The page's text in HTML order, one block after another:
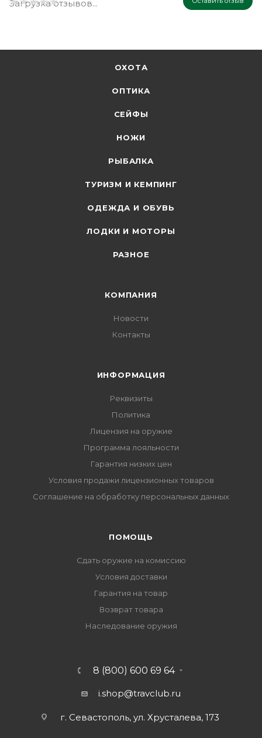
Загрузка отзывов...
ОХОТА
ОПТИКА
СЕЙФЫ
НОЖИ
РЫБАЛКА
ТУРИЗМ И КЕМПИНГ
ОДЕЖДА И ОБУВЬ
ЛОДКИ И МОТОРЫ
РАЗНОЕ
КОМПАНИЯ
Новости
Контакты
ИНФОРМАЦИЯ
Реквизиты
Политика
Лицензия на оружие
Программа лояльности
Гарантия низких цен
Условия продажи лицензионных товаров
Соглашение на обработку персональных данных
ПОМОЩЬ
Сдать оружие на комиссию
Условия доставки
Гарантия на товар
Возврат товара
Наследование оружия
8 (800) 600 69 64
i.shop@travclub.ru
г. Севастополь, ул. Хрусталева, 173